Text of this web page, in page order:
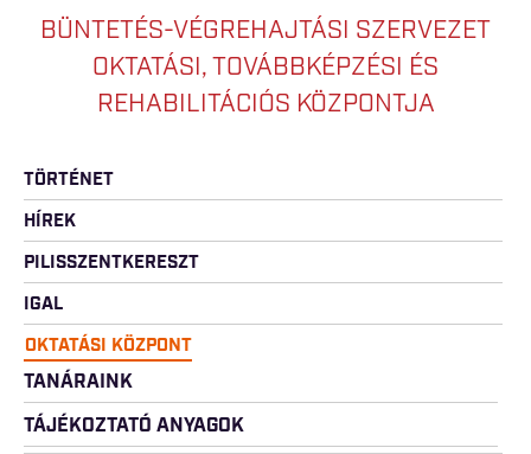
BÜNTETÉS-VÉGREHAJTÁSI SZERVEZET
OKTATÁSI, TOVÁBBKÉPZÉSI ÉS
REHABILITÁCIÓS KÖZPONTJA
TÖRTÉNET
HÍREK
PILISSZENTKERESZT
IGAL
OKTATÁSI KÖZPONT
TANÁRAINK
TÁJÉKOZTATÓ ANYAGOK